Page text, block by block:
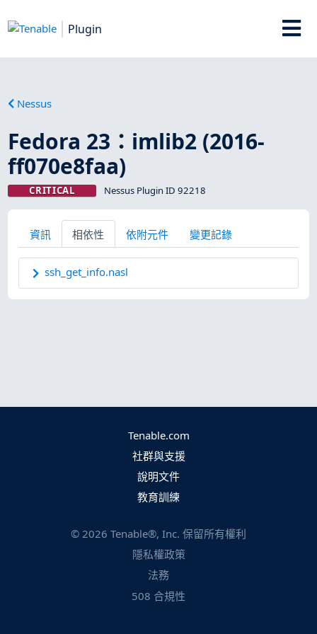
Plugin
Nessus
Fedora 23：imlib2 (2016-
ff070e8faa)
CRITICAL Nessus Plugin ID 92218
資訊 相依性 依附元件 變更記錄
ssh_get_info.nasl
Tenable.com
社群與支援
說明文件
教育訓練
© 2026 Tenable®, Inc. 保留所有權利
隱私權政策
法務
508 合規性